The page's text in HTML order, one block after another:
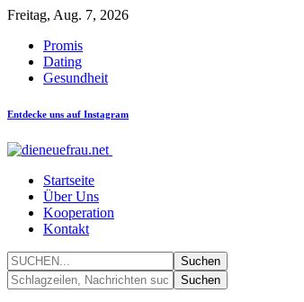
Freitag, Aug. 7, 2026
Promis
Dating
Gesundheit
Entdecke uns auf Instagram
Startseite
Über Uns
Kooperation
Kontakt